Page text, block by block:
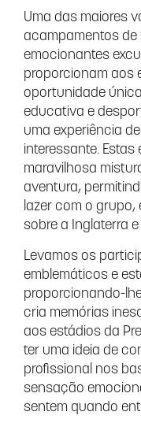
Uma das maiores
acampamentos de
emocionantes
proporcionam aos
oportunidade
educativa e
uma experiência
interessante. Estas
maravilhosa
aventura,
lazer com o
sobre a Inglaterra
Levamos os
emblemáticos e
proporcionando-
cria memórias
aos estádios da
ter uma ideia de
profissional nos
sensação
sentem quando